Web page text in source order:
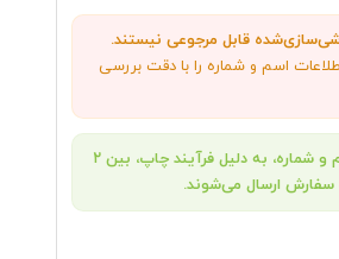
قابل مرجوعی نیستند.
اسم و شماره را با دقت بررسی
سفارش‌های دارای چاپ اسم و شماره، به دلیل فرآیند چاپ، بین ۲